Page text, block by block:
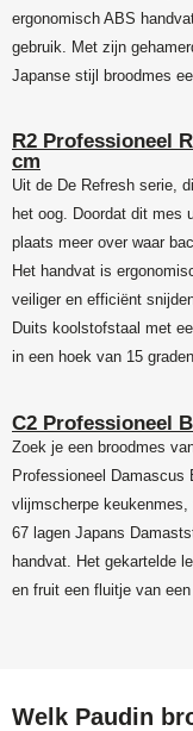
ergonomisch ABS
gebruik. Met zijn
Japanse stijl broodmes
R2 Professioneel
cm
Uit de De Refresh serie,
het oog. Doordat dit mes
plaats meer over waar
Het handvat is
veiliger en efficiënt
Duits koolstofstaal met
in een hoek van 15
C2 Professioneel
Zoek je een broodmes
Professioneel Damascus
vlijmscherpe
67 lagen Japans
handvat. Het gekartelde
en fruit een fluitje van een
Welk Paudin